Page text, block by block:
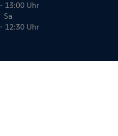
13:00 Uhr
Sa
12:30 Uhr